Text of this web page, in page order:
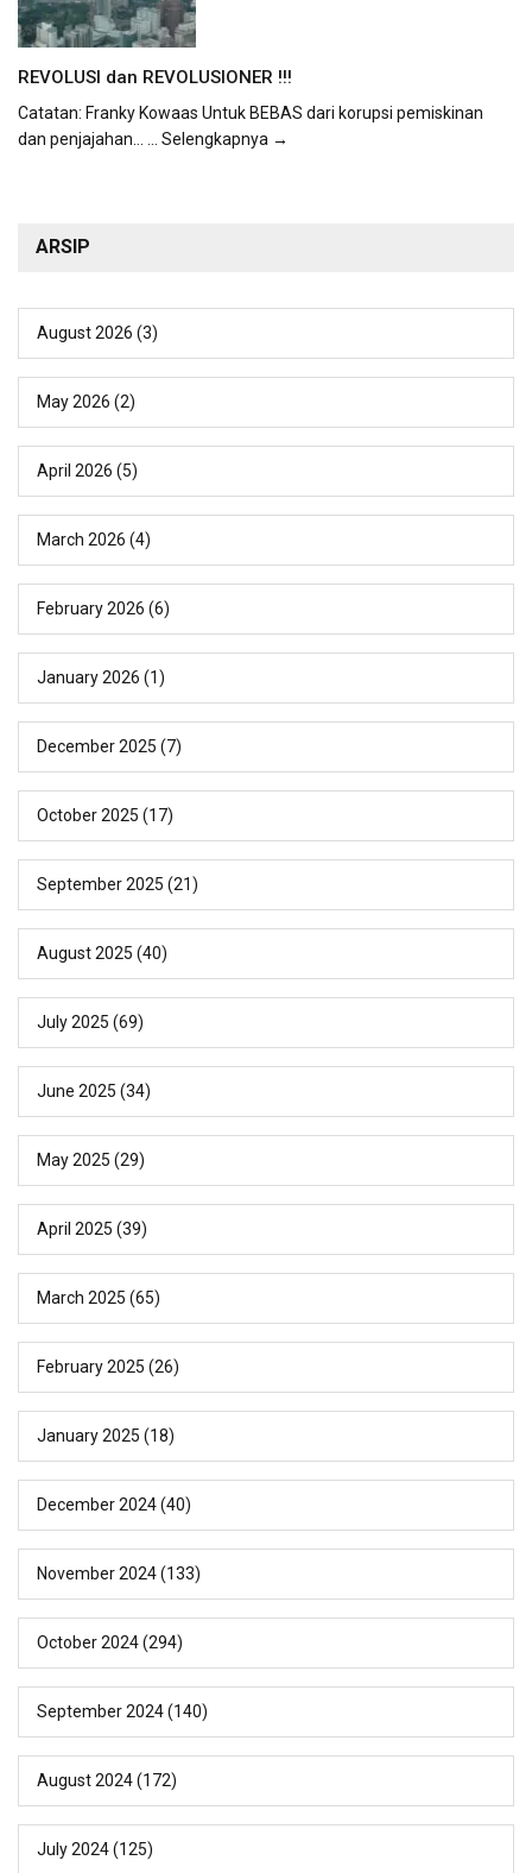
REVOLUSI dan REVOLUSIONER !!!
Catatan: Franky Kowaas Untuk BEBAS dari korupsi pemiskinan
dan penjajahan...
... Selengkapnya →
ARSIP
August 2026 (3)
May 2026 (2)
April 2026 (5)
March 2026 (4)
February 2026 (6)
January 2026 (1)
December 2025 (7)
October 2025 (17)
September 2025 (21)
August 2025 (40)
July 2025 (69)
June 2025 (34)
May 2025 (29)
April 2025 (39)
March 2025 (65)
February 2025 (26)
January 2025 (18)
December 2024(40)
November 2024(133)
October 2024(294)
September 2024(140)
August 2024(172)
July 2024(125)